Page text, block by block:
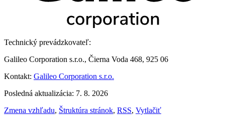
Technický prevádzkovateľ:
Galileo Corporation s.r.o., Čierna Voda 468, 925 06
Kontakt: Galileo Corporation s.r.o.
Posledná aktualizácia: 7. 8. 2026
Zmena vzhľadu, Štruktúra stránok, RSS, Vytlačiť